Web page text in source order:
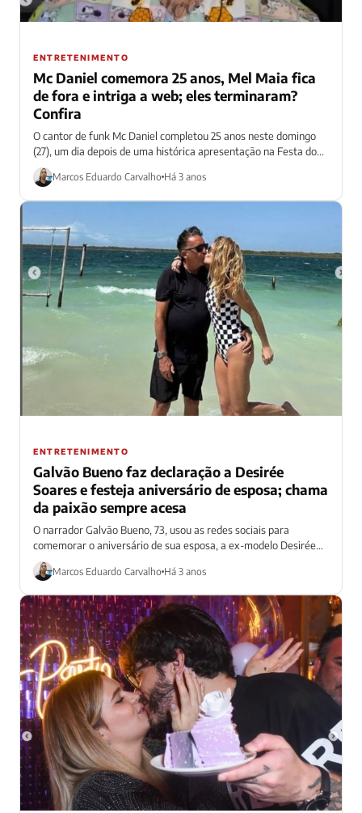
ENTRETENIMENTO
Mc Daniel comemora 25 anos, Mel Maia fica
de fora e intriga a web; eles terminaram?
Confira
O cantor de funk Mc Daniel completou 25 anos neste domingo
(27), um dia depois de uma histórica apresentação na Festa do...
Marcos Eduardo Carvalho Há 3 anos
ENTRETENIMENTO
Galvão Bueno faz declaração a Desirée
Soares e festeja aniversário de esposa; chama
da paixão sempre acesa
O narrador Galvão Bueno, 73, usou as redes sociais para
comemorar o aniversário de sua esposa, a ex-modelo Desirée
Soares, 54, nesta...
Marcos Eduardo Carvalho Há 3 anos